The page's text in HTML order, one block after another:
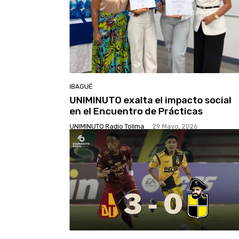
IBAGUÉ
UNIMINUTO exalta el impacto social
en el Encuentro de Prácticas
UNIMINUTO Radio Tolima - 29 Mayo, 2026